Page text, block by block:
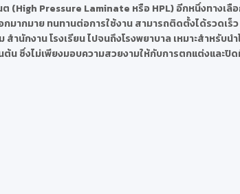
ต (High Pressure Laminate หรือ HPL) อีกหนึ่งทางเ
กมาย ทนทานต่อการใช้งาน สามารถติดตั้งได้รวดเร็ว
ำนักงาน โรงเรียน ไปจนถึงโรงพยาบาล เหมาะสำหรั
น ซึ่งไม่เพียงมอบความสวยงามให้กับการตกแต่งและ